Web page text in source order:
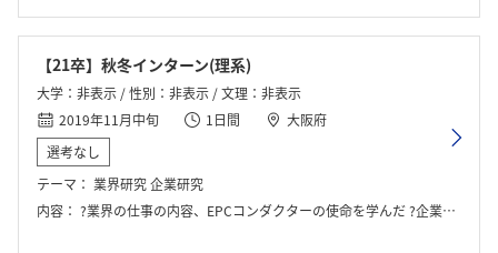
【21卒】秋冬インターン(理系)
大学：非表示 / 性別：非表示 / 文理：非表示
2019年11月中旬
1日間
大阪府
選考なし
テーマ： 業界研究 企業研究
内容： ?業界の仕事の内容、EPCコンダクターの使命を学んだ ?企業の説明、強みの紹介など ?社員との座談会 ?選考案内